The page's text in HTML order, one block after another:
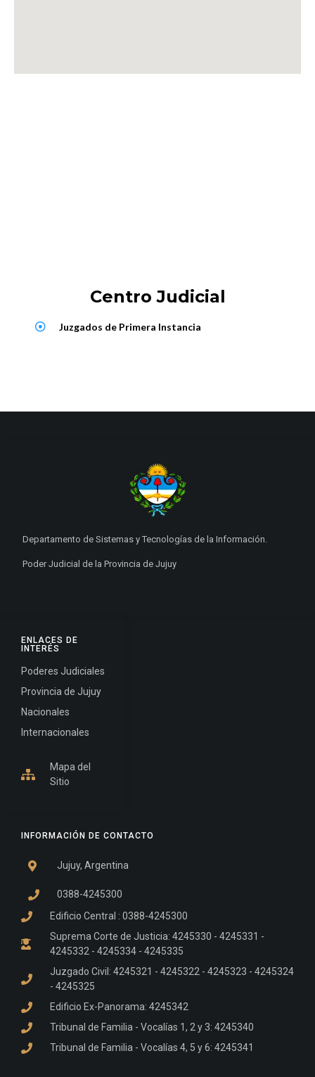
Centro Judicial
Juzgados de Primera Instancia
INFORMACIÓN DE CONTACTO
Jujuy, Argentina
0388-4245300
Edificio Central : 0388-4245300
Suprema Corte de Justicia: 4245330 - 4245331 -
4245332 - 4245334 - 4245335
Juzgado Civil: 4245321 - 4245322 - 4245323 - 4245324
- 4245325
Edificio Ex-Panorama: 4245342
Tribunal de Familia - Vocalías 1, 2 y 3: 4245340
Tribunal de Familia - Vocalías 4, 5 y 6: 4245341
ENLACES DE
INTERÉS
Poderes Judiciales
Provincia de Jujuy
Nacionales
Internacionales
Mapa del
Sitio
Departamento de Sistemas y Tecnologías de la Información.
Poder Judicial de la Provincia de Jujuy